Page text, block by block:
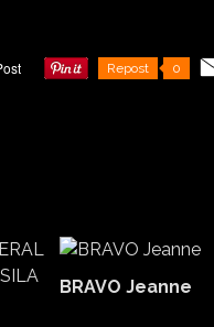
Repost 0
BRAVO Jeanne